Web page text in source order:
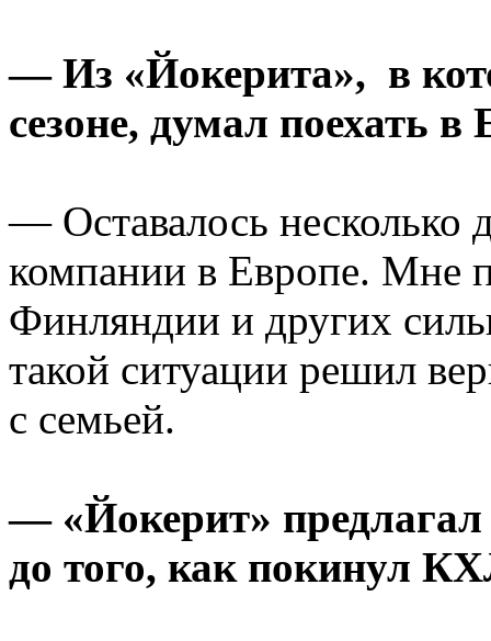
— Из «Йокерита», в
сезоне, думал поехать в
— Оставалось несколько
компании в Европе. Мне
Финляндии и других
такой ситуации решил
с семьей.
— «Йокерит» предлагал
до того, как покинул